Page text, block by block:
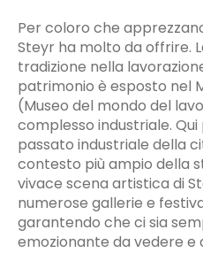
Per coloro che
Steyr ha molto da offrire.
tradizione nella
patrimonio è esposto nel
(Museo del mondo del
complesso industriale.
passato industriale della
contesto più ampio della
vivace scena artistica di
numerose gallerie e
garantendo che ci sia
emozionante da vedere e